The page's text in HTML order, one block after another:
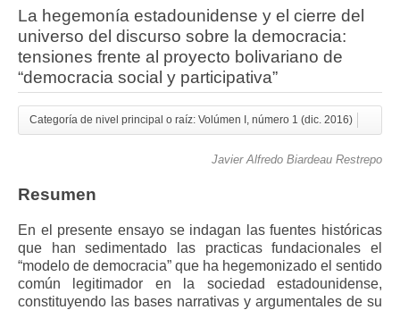
La hegemonía estadounidense y el cierre del
universo del discurso sobre la democracia:
tensiones frente al proyecto bolivariano de
“democracia social y participativa”
Categoría de nivel principal o raíz: Volúmen I, número 1 (dic. 2016)
Javier Alfredo Biardeau Restrepo
Resumen
En el presente ensayo se indagan las fuentes históricas
que han sedimentado las practicas fundacionales el
“modelo de democracia” que ha hegemonizado el sentido
común legitimador en la sociedad estadounidense,
constituyendo las bases narrativas y argumentales de su